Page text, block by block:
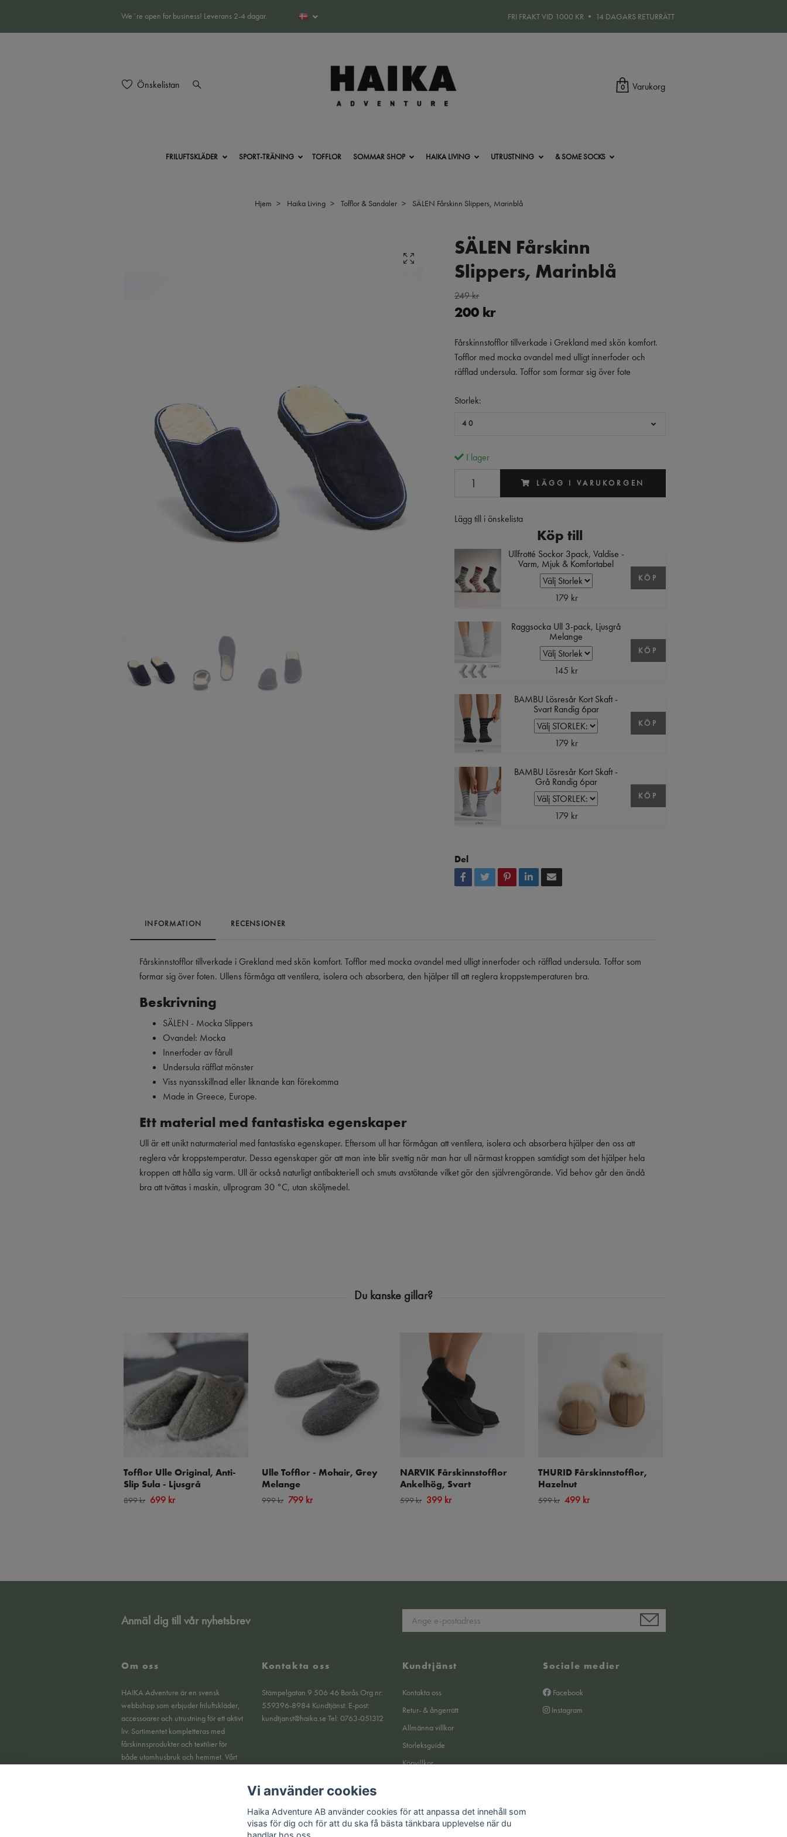
We´re open for business! Leverans 2-4 dagar. FRI FRAKT VID 1000 KR • 14 DAGARS RETURRÄTT
Önskelistan 0 Varukorg
FRILUFTSKLÄDER SPORT-TRÄNING TOFFLOR SOMMAR SHOP HAIKA LIVING UTRUSTNING & SOME SOCKS
Hjem Haika Living Tofflor & Sandaler SÄLEN Fårskinn Slippers, Marinblå
SÄLEN Fårskinn
Slippers, Marinblå
249 kr
200 kr
Fårskinnstofflor tillverkade i Grekland med skön komfort.
Tofflor med mocka ovandel med ulligt innerfoder och
räfflad undersula. Toffor som formar sig över fote
Storlek:
40
I lager
LÄGG I VARUKORGEN
Lägg till i önskelista
Köp till
Ullfrotté Sockor 3pack, Valdise -
Varm, Mjuk & Komfortabel
179 kr
KÖP
Raggsocka Ull 3-pack, Ljusgrå
Melange
145 kr
KÖP
BAMBU Lösresår Kort Skaft -
Svart Randig 6par
179 kr
KÖP
BAMBU Lösresår Kort Skaft -
Grå Randig 6par
179 kr
KÖP
Del
INFORMATION RECENSIONER
Fårskinnstofflor tillverkade i Grekland med skön komfort. Tofflor med mocka ovandel med ulligt innerfoder och räfflad undersula. Toffor som
formar sig över foten. Ullens förmåga att ventilera, isolera och absorbera, den hjälper till att reglera kroppstemperaturen bra.
Beskrivning
SÄLEN - Mocka Slippers
Ovandel: Mocka
Innerfoder av fårull
Undersula räfflat mönster
Viss nyansskillnad eller liknande kan förekomma
Made in Greece, Europe.
Ett material med fantastiska egenskaper
Ull är ett unikt naturmaterial med fantastiska egenskaper. Eftersom ull har förmågan att ventilera, isolera och absorbera hjälper den oss att
reglera vår kroppstemperatur. Dessa egenskaper gör att man inte blir svettig när man har ull närmast kroppen samtidigt som det hjälper hela
kroppen att hålla sig varm. Ull är också naturligt antibakteriell och smuts avstötande vilket gör den självrengörande. Vid behov går den ändå
bra att tvättas i maskin, ullprogram 30 °C, utan sköljmedel.
Tofflor Ulle Original, Anti-
Slip Sula - Ljusgrå
899 kr 699 kr
Ulle Tofflor - Mohair, Grey
Melange
999 kr 799 kr
NARVIK Fårskinnstofflor
Ankelhög, Svart
599 kr 399 kr
THURID Fårskinnstofflor,
Hazelnut
599 kr 499 kr
Anmäl dig till vår nyhetsbrev
Om oss
HAIKA Adventure är en svensk
webbshop som erbjuder friluftskläder,
accessoarer och utrustning för ett aktivt
liv. Sortimentet kompletteras med
fårskinnsprodukter och textilier för
både utomhusbruk och hemmet. Vårt
Kontakta oss
Stämpelgatan 9 506 46 Borås Org.nr:
559396-8984 Kundtjänst: E-post:
kundtjanst@haika.se Tel: 0763-051312
Kundtjänst
Kontakta oss
Retur- & ångerrätt
Allmänna villkor
Storleksguide
Köpvillkor
Returer
Sociale medier
Facebook
Instagram
Vi använder cookies
Haika Adventure AB använder cookies för att anpassa det innehåll som
visas för dig och för att du ska få bästa tänkbara upplevelse när du